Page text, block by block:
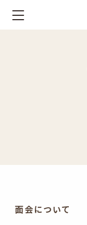
面会について